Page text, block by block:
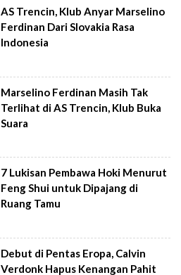
AS Trencin, Klub Anyar Marselino
Ferdinan Dari Slovakia Rasa
Indonesia
Marselino Ferdinan Masih Tak
Terlihat di AS Trencin, Klub Buka
Suara
7 Lukisan Pembawa Hoki Menurut
Feng Shui untuk Dipajang di
Ruang Tamu
Debut di Pentas Eropa, Calvin
Verdonk Hapus Kenangan Pahit